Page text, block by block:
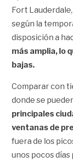
Fort
según la
disposición a
más amplia, lo
bajas.
Comparar con
donde se
principales
ventanas de
fuera de los
unos pocos